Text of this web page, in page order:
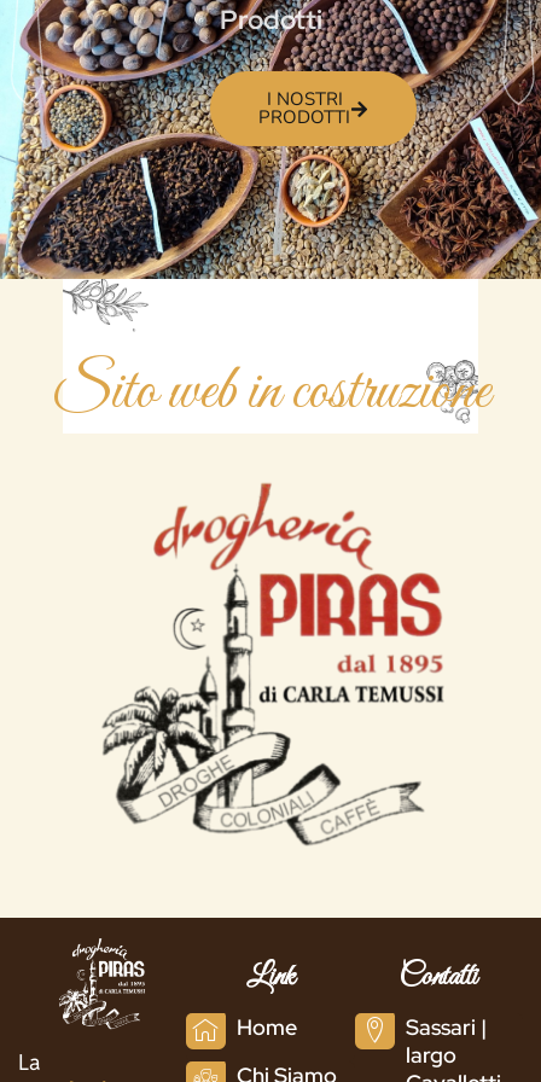
Prodotti
I NOSTRI
PRODOTTI
Sito web in costruzione
La
Link
Home
Chi Siamo
Contatti
Sassari |
largo